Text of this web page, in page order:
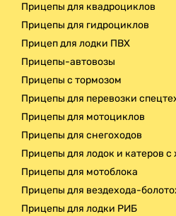
Прицепы для квадроциклов
Прицепы для гидроциклов
Прицеп для лодки ПВХ
Прицепы-автовозы
Прицепы с тормозом
Прицепы для перевозки
Прицепы для мотоциклов
Прицепы для снегоходов
Прицепы для лодок и катеров
Прицепы для мотоблока
Прицепы для вездехода-
Прицепы для лодки РИБ